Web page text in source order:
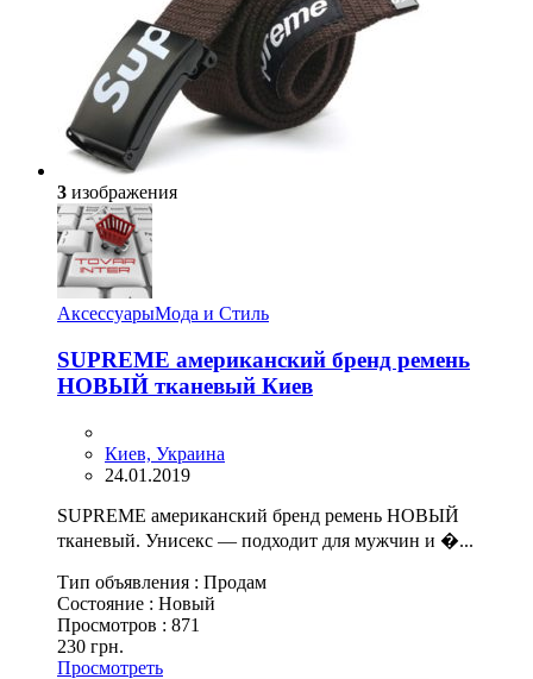
3 изображения
АксессуарыМода и Стиль
SUPREME американский бренд ремень
НОВЫЙ тканевый Киев
Киев, Украина
24.01.2019
SUPREME американский бренд ремень НОВЫЙ
тканевый. Унисекс — подходит для мужчин и �...
Тип объявления : Продам
Состояние : Новый
Просмотров : 871
230 грн.
Просмотреть